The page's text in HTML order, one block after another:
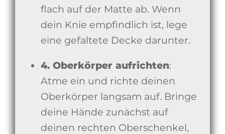
flach auf der Matte ab. Wenn
dein Knie empfindlich ist, lege
eine gefaltete Decke darunter.
4. Oberkörper aufrichten:
Atme ein und richte deinen
Oberkörper langsam auf. Bringe
deine Hände zunächst auf
deinen rechten Oberschenkel,